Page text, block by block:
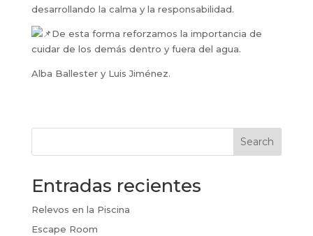
desarrollando la calma y la responsabilidad.
De esta forma reforzamos la importancia de
cuidar de los demás dentro y fuera del agua.
Alba Ballester y Luis Jiménez.
Search
Entradas recientes
Relevos en la Piscina
Escape Room